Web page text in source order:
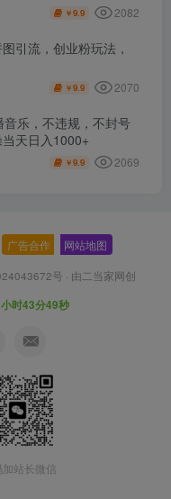
￥9.9 2082
引流，创业粉玩法，
￥9.9 2070
乐，不违规，不封号
天日入1000+
￥9.9 2069
广告合作 网站地图
号 · 由二当家网创
时43分49秒
站长微信